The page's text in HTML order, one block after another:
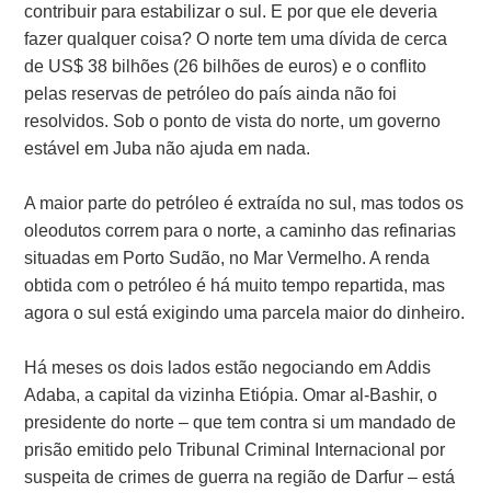
contribuir para estabilizar o sul. E por que ele deveria
fazer qualquer coisa? O norte tem uma dívida de cerca
de US$ 38 bilhões (26 bilhões de euros) e o conflito
pelas reservas de petróleo do país ainda não foi
resolvidos. Sob o ponto de vista do norte, um governo
estável em Juba não ajuda em nada.
A maior parte do petróleo é extraída no sul, mas todos os
oleodutos correm para o norte, a caminho das refinarias
situadas em Porto Sudão, no Mar Vermelho. A renda
obtida com o petróleo é há muito tempo repartida, mas
agora o sul está exigindo uma parcela maior do dinheiro.
Há meses os dois lados estão negociando em Addis
Adaba, a capital da vizinha Etiópia. Omar al-Bashir, o
presidente do norte – que tem contra si um mandado de
prisão emitido pelo Tribunal Criminal Internacional por
suspeita de crimes de guerra na região de Darfur – está